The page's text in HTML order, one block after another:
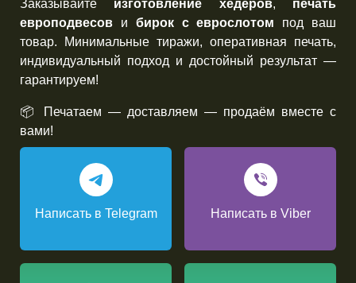
Заказывайте изготовление хедеров, печать
европодвесов и бирок с еврослотом под ваш
товар. Минимальные тиражи, оперативная печать,
индивидуальный подход и достойный результат —
гарантируем!
📦 Печатаем — доставляем — продаём вместе с
вами!
Написать в Telegram Написать в Viber